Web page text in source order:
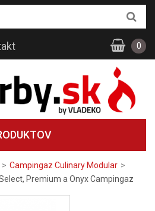
> Campingaz Culinary Modular >
Premium a Onyx Campingaz
0